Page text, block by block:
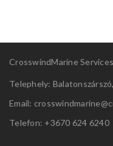
CrosswindMarine Services
Telephely:
Email: crosswindmarine@
Telefon: +3670 624 6240